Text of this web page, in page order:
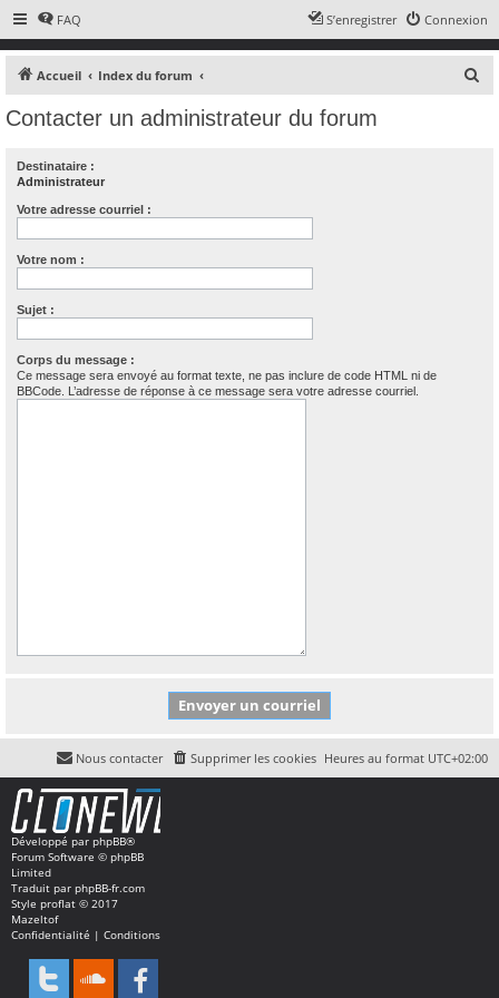
FAQ Connexion
S’enregistrer
Accueil Index du forum
Contacter un administrateur du forum
Destinataire :
Administrateur
Votre adresse courriel :
Votre nom :
Sujet :
Corps du message :
Ce message sera envoyé au format texte, ne pas inclure de code HTML ni de
BBCode. L’adresse de réponse à ce message sera votre adresse courriel.
Heures au format UTC+02:00
Supprimer les cookies
Nous contacter
Développé par phpBB®
Forum Software © phpBB
Limited
Traduit par phpBB-fr.com
Style proflat © 2017
Mazeltof
Confidentialité | Conditions